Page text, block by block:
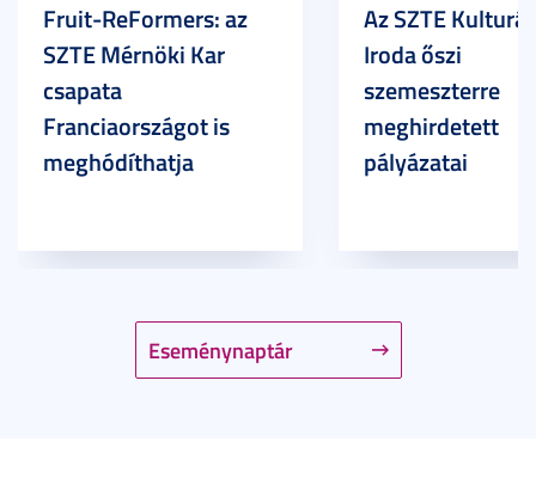
Eseménynaptár
Fruit-ReFormers: az
SZTE Mérnöki Kar
csapata
Franciaországot is
meghódíthatja
Az SZTE
Iroda őszi
szemeszterre
meghirdetett
pályázatai